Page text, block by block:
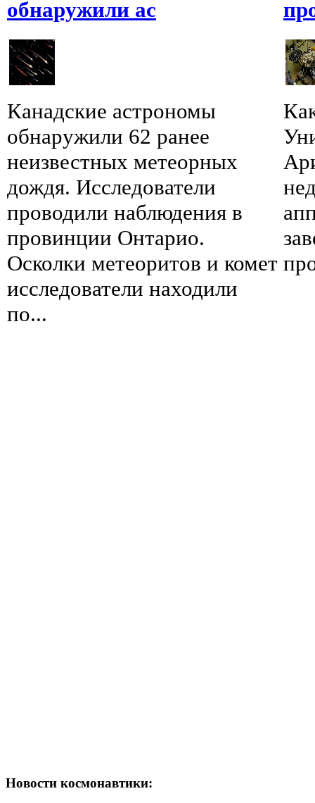
обнаружили ас
Канадские астрономы
обнаружили 62 ранее
неизвестных метеорных
дождя. Исследователи
проводили наблюдения в
провинции Онтарио.
Осколки метеоритов и комет
исследователи находили
по...
Новости космонавтики: